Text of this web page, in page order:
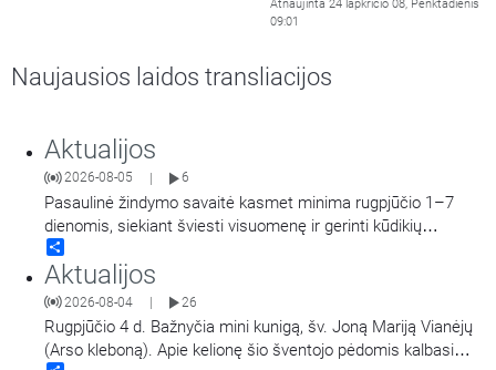
Atnaujinta 24 lapkričio 08, Penktadienis
09:01
Naujausios laidos transliacijos
Aktualijos
2026-08-05 6
Pasaulinė žindymo savaitė kasmet minima rugpjūčio 1–7
dienomis, siekiant šviesti visuomenę ir gerinti kūdikių
sveikatą visame pasaulyje. Akušerė, tėvystės
mokyklos „Gandro lizdas“ įkūrėja Ieva Girdvainienė pasakoja
apie žindymo naudą kūdikiui ir motinai, taip pat dalijasi
patarimais, kur kreiptis pagalbos, jei kyla
…
Aktualijos
2026-08-04 26
Rugpjūčio 4 d. Bažnyčia mini kunigą, šv. Joną Mariją Vianėjų
(Arso kleboną). Apie kelionę šio šventojo pėdomis kalbasi